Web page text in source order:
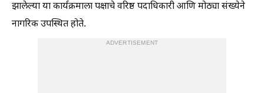
झालेल्या या कार्यक्रमाला पक्षाचे वरिष्ठ पदाधिकारी आणि मोठ्या संख्येने
नागरिक उपस्थित होते.
ADVERTISEMENT